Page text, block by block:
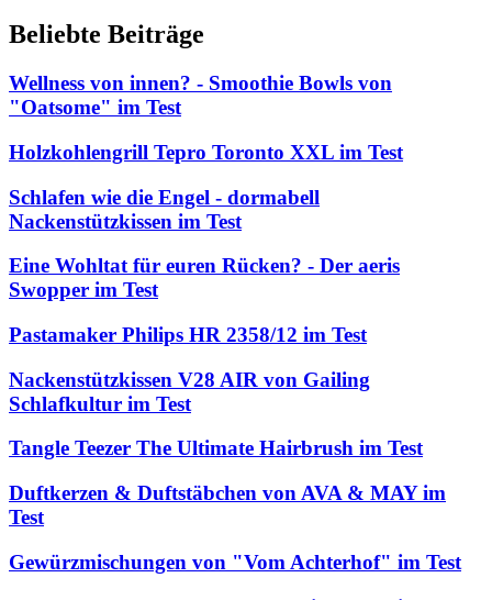
Beliebte Beiträge
Wellness von innen? - Smoothie Bowls von
"Oatsome" im Test
Holzkohlengrill Tepro Toronto XXL im Test
Schlafen wie die Engel - dormabell
Nackenstützkissen im Test
Eine Wohltat für euren Rücken? - Der aeris
Swopper im Test
Pastamaker Philips HR 2358/12 im Test
Nackenstützkissen V28 AIR von Gailing
Schlafkultur im Test
Tangle Teezer The Ultimate Hairbrush im Test
Duftkerzen & Duftstäbchen von AVA & MAY im
Test
Gewürzmischungen von "Vom Achterhof" im Test